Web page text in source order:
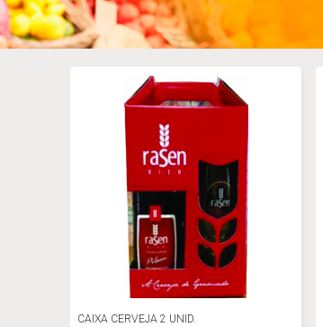
CAIXA CERVEJA 2 UNID.